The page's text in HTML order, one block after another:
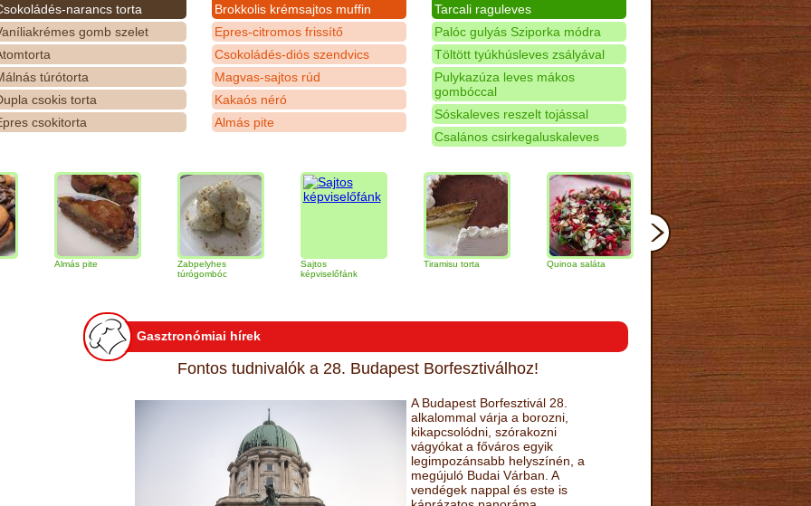
narancs torta
gomb szelet
túrótorta
csokis torta
csokitorta
Brokkolis krémsajtos muffin
Epres-citromos frissítő
Csokoládés-diós szendvics
Magvas-sajtos rúd
Kakaós néró
Almás pite
Tarcali raguleves
Palóc gulyás Sziporka módra
Töltött tyúkhúsleves zsályával
Pulykazúza leves mákos
gombóccal
Sóskaleves reszelt tojással
Csalános csirkegaluskaleves
Zabpelyhes
túrógombóc
képviselőfánk
Tiramisu torta Quinoa saláta
Csokoládés-
narancs torta
Gasztronómiai hírek
Fontos tudnivalók a 28. Budapest Borfesztiválhoz!
A Budapest Borfesztivál 28.
alkalommal várja a borozni,
kikapcsolódni, szórakozni
vágyókat a főváros egyik
legimpozánsabb helyszínén, a
megújuló Budai Várban. A
vendégek nappal és este is